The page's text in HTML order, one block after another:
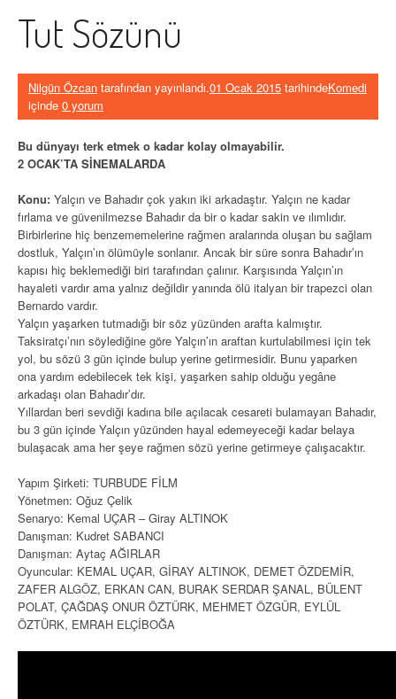
Tut Sözünü
Nilgün Özcan tarafından yayınlandı.01 Ocak 2015 tarihindeKomedi
içinde 0 yorum
Bu dünyayı terk etmek o kadar kolay olmayabilir.
2 OCAK’TA SİNEMALARDA
Konu: Yalçın ve Bahadır çok yakın iki arkadaştır. Yalçın ne kadar
fırlama ve güvenilmezse Bahadır da bir o kadar sakin ve ılımlıdır.
Birbirlerine hiç benzememelerine rağmen aralarında oluşan bu sağlam
dostluk, Yalçın’ın ölümüyle sonlanır. Ancak bir süre sonra Bahadır’ın
kapısı hiç beklemediği biri tarafından çalınır. Karşısında Yalçın’ın
hayaleti vardır ama yalnız değildir yanında ölü italyan bir trapezci olan
Bernardo vardır.
Yalçın yaşarken tutmadığı bir söz yüzünden arafta kalmıştır.
Taksiratçı’nın söylediğine göre Yalçın’ın araftan kurtulabilmesi için tek
yol, bu sözü 3 gün içinde bulup yerine getirmesidir. Bunu yaparken
ona yardım edebilecek tek kişi, yaşarken sahip olduğu yegâne
arkadaşı olan Bahadır’dır.
Yıllardan beri sevdiği kadına bile açılacak cesareti bulamayan Bahadır,
bu 3 gün içinde Yalçın yüzünden hayal edemeyeceği kadar belaya
bulaşacak ama her şeye rağmen sözü yerine getirmeye çalışacaktır.
Yapım Şirketi: TURBUDE FİLM
Yönetmen: Oğuz Çelik
Senaryo: Kemal UÇAR – Giray ALTINOK
Danışman: Kudret SABANCI
Danışman: Aytaç AĞIRLAR
Oyuncular: KEMAL UÇAR, GİRAY ALTINOK, DEMET ÖZDEMİR,
ZAFER ALGÖZ, ERKAN CAN, BURAK SERDAR ŞANAL, BÜLENT
POLAT, ÇAĞDAŞ ONUR ÖZTÜRK, MEHMET ÖZGÜR, EYLÜL
ÖZTÜRK, EMRAH ELÇİBOĞA